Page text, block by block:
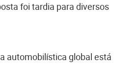
foi tardia para diversos
automobilística global está